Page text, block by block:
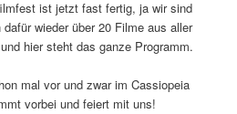
ist jetzt fast fertig, ja wir sind
wieder über 20 Filme aus aller
hier steht das ganze Programm.
mal vor und zwar im Cassiopeia
vorbei und feiert mit uns!